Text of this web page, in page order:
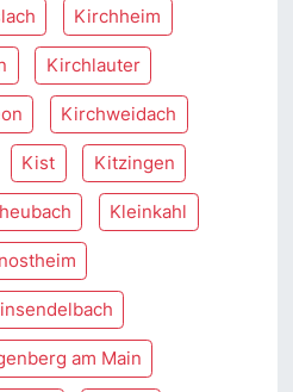
Kirchheim
Kirchlauter
Kirchweidach
Kist Kitzingen
Kleinkahl
am Main